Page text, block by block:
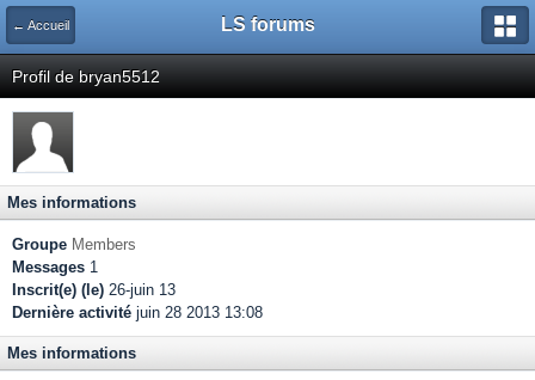
← Accueil LS forums
Profil de bryan5512
Mes informations
Groupe Members
Messages 1
Inscrit(e) (le) 26-juin 13
Dernière activité juin 28 2013 13:08
Mes informations